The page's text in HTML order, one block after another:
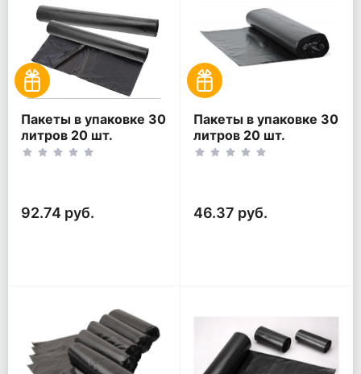
Пакеты в упаковке 30
литров 20 шт.
(20шт*2рул)
92.74 руб.
Пакеты в упаковке 30
литров 20 шт.
(20шт*1рул)
46.37 руб.